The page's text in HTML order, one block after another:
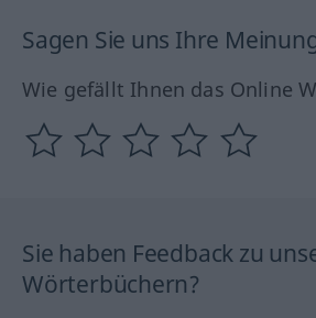
Sagen Sie uns Ihre
Wie gefällt Ihnen das Online
Sie haben Feedback zu
Wörterbüchern?